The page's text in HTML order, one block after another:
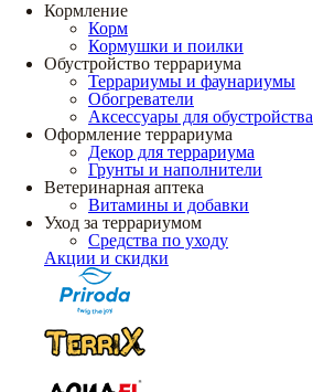
Кормление
Корм
Кормушки и поилки
Обустройство террариума
Террариумы и фаунариумы
Обогреватели
Аксессуары для обустройства
Оформление террариума
Декор для террариума
Грунты и наполнители
Ветеринарная аптека
Витамины и добавки
Уход за террариумом
Средства по уходу
Акции и скидки